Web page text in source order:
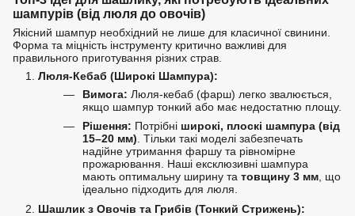
шампурів (від люля до овочів)
Якісний шампур необхідний не лише для класичної свинини.
Форма та міцність інструменту критично важливі для
правильного приготування різних страв.
Люля-Кебаб (Широкі Шампура):
Вимога: Люля-кебаб (фарш) легко звалюється,
якщо шампур тонкий або має недостатню площу.
Рішення: Потрібні широкі, плоскі шампура (від
15–20 мм). Тільки такі моделі забезпечать
надійне утримання фаршу та рівномірне
прожарювання. Наші ексклюзивні шампура
мають оптимальну ширину та товщину 3 мм, що
ідеально підходить для люля.
Шашлик з Овочів та Грибів (Тонкий Стрижень):